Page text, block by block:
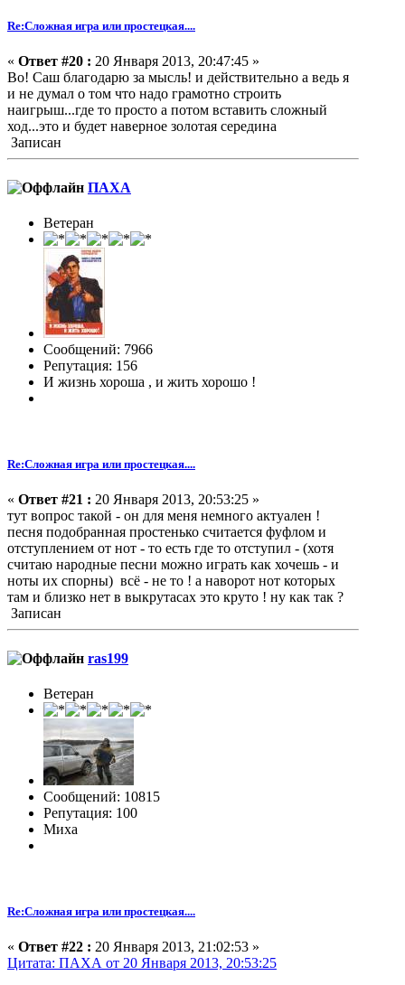
Re:Сложная игра или простецкая....
« Ответ #20 : 20 Января 2013, 20:47:45 »
Во! Саш благодарю за мысль! и действительно а ведь я
и не думал о том что надо грамотно строить
наигрыш...где то просто а потом вставить сложный
ход...это и будет наверное золотая середина
Записан
ПАХА
Ветеран
Сообщений: 7966
Репутация: 156
И жизнь хороша , и жить хорошо !
Re:Сложная игра или простецкая....
« Ответ #21 : 20 Января 2013, 20:53:25 »
тут вопрос такой - он для меня немного актуален !
песня подобранная простенько считается фуфлом и
отступлением от нот - то есть где то отступил - (хотя
считаю народные песни можно играть как хочешь - и
ноты их спорны) всё - не то ! а наворот нот которых
там и близко нет в выкрутасах это круто ! ну как так ?
Записан
ras199
Ветеран
Сообщений: 10815
Репутация: 100
Миха
Re:Сложная игра или простецкая....
« Ответ #22 : 20 Января 2013, 21:02:53 »
Цитата: ПАХА от 20 Января 2013, 20:53:25